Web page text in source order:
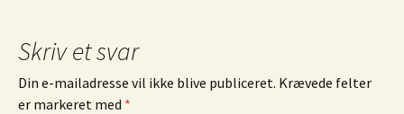
Skriv et svar
Din e-mailadresse vil ikke blive publiceret. Krævede felter
er markeret med *